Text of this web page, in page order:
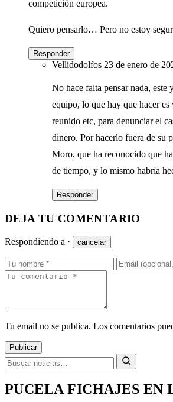
competición europea.
Quiero pensarlo… Pero no estoy
Responder
Vellidodolfos 23 de enero de
No hace falta pensar nada, este
equipo, lo que hay que hacer es
reunido etc, para denunciar el
dinero. Por hacerlo fuera de su
Moro, que ha reconocido que
de tiempo, y lo mismo habría
Responder
DEJA TU COMENTARIO
Respondiendo a · cancelar
Tu email no se publica. Los comentarios
Publicar
PUCELA FICHAJES EN